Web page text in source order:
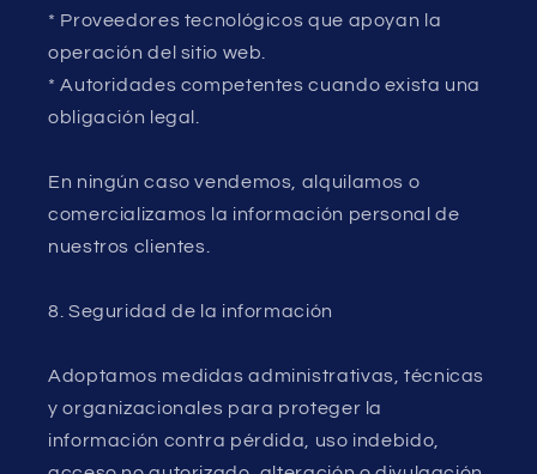
* Proveedores tecnológicos que apoyan la
operación del sitio web.
* Autoridades competentes cuando exista una
obligación legal.
En ningún caso vendemos, alquilamos o
comercializamos la información personal de
nuestros clientes.
8. Seguridad de la información
Adoptamos medidas administrativas, técnicas
y organizacionales para proteger la
información contra pérdida, uso indebido,